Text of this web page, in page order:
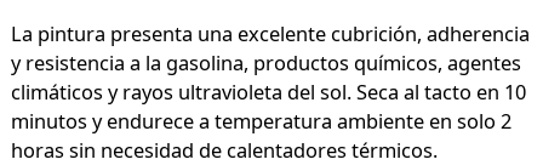
La pintura presenta una excelente cubrición, adherencia
y resistencia a la gasolina, productos químicos, agentes
climáticos y rayos ultravioleta del sol. Seca al tacto en 10
minutos y endurece a temperatura ambiente en solo 2
horas sin necesidad de calentadores térmicos.